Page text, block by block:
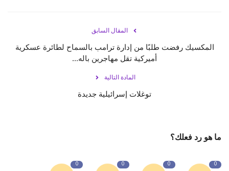
المقال السابق
المكسيك رفضت طلبًا من إدارة ترامب بالسماح لطائرة عسكرية
أميركية تقل مهاجرين باله...
المادة التالية
توغلات إسرائيلية جديدة
ما هو رد فعلك؟
0
0
0
0